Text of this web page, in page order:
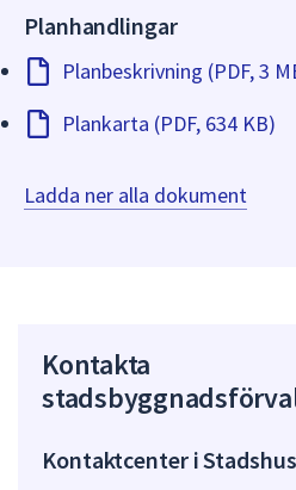
Planhandlingar
Planbeskrivning (PDF, 3
Plankarta (PDF, 634 KB)
Ladda ner alla dokument
Kontakta
Kontaktcenter i